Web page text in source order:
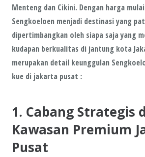
Menteng dan Cikini. Dengan harga mulai
Sengkoeloen menjadi destinasi yang
dipertimbangkan oleh siapa saja yang
kudapan berkualitas di jantung kota
merupakan detail keunggulan
kue di jakarta pusat :
1. Cabang Strategis
Kawasan Premium
Pusat